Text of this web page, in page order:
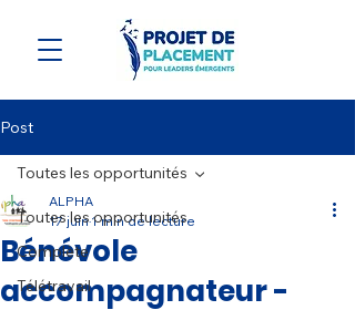
Post
Toutes les opportunités
Complète
Télétravail
Toutes les opportunités
Bénévole
accompagnateur -
ALPHA
17 juin 1 min de lecture